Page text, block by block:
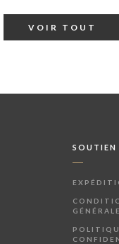
VOIR TOUT
SOUTIEN